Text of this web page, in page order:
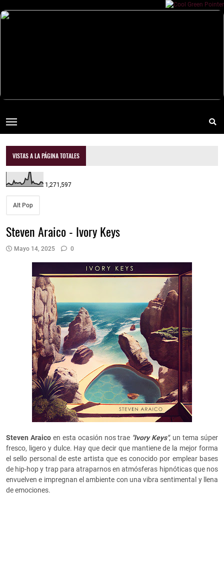
VISTAS A LA PÁGINA TOTALES
1,271,597
Alt Pop
Steven Araico - Ivory Keys
Mayo 14, 2025 0
Steven Araicoen esta ocasión nos trae "Ivory Keys", un tema súper
fresco, ligero y dulce. Hay que decir que mantiene de la mejor forma
el sello personal de este artista que es conocido por emplear bases
de hip-hop y trap para atraparnos en atmósferas hipnóticas que nos
envuelven e impregnan el ambiente con una vibra sentimental y llena
de emociones.